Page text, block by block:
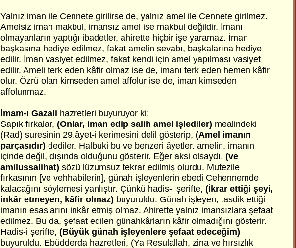
Yalnız iman ile Cennete girilirse de, yalnız amel ile Cennete girilmez.
Amelsiz iman makbul, imansız amel ise makbul değildir. İmanı
olmayanların yaptığı ibadetler, ahirette hiçbir işe yaramaz. İman
başkasına hediye edilmez, fakat amelin sevabı, başkalarına hediye
edilir. İman vasiyet edilmez, fakat kendi için amel yapılması vasiyet
edilir. Ameli terk eden kâfir olmaz ise de, imanı terk eden hemen kâfir
olur. Özrü olan kimseden amel affolur ise de, iman kimseden
affolunmaz.
İmam-ı Gazali hazretleri buyuruyor ki:
Sapık fırkalar, (Onlar, iman edip salih amel işlediler) mealindeki
(Rad) suresinin 29.âyet-i kerimesini delil gösterip, (Amel imanın
parçasıdır) dediler. Halbuki bu ve benzeri âyetler, amelin, imanın
içinde değil, dışında olduğunu gösterir. Eğer aksi olsaydı, (ve
amilussalihat) sözü lüzumsuz tekrar edilmiş olurdu. Mutezile
fırkasının [ve vehhabilerin], günah işleyenlerin ebedi Cehennemde
kalacağını söylemesi yanlıştır. Çünkü hadis-i şerifte, (İkrar ettiği şeyi,
inkâr etmeyen, kâfir olmaz) buyuruldu. Günah işleyen, tasdik ettiği
imanın esaslarını inkâr etmiş olmaz. Ahirette yalnız imansızlara şefaat
edilmez. Bu da, şefaat edilen günahkârların kâfir olmadığını gösterir.
Hadis-i şerifte, (Büyük günah işleyenlere şefaat edeceğim)
buyuruldu. Ebüdderda hazretleri, (Ya Resulallah, zina ve hırsızlık